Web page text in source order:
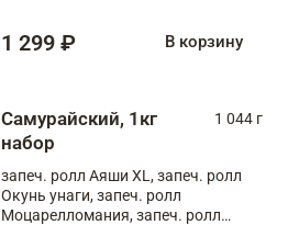
1 299 ₽ В корзину
Самурайский, 1кг
набор
1 044 г
запеч. ролл Аяши XL, запеч. ролл
Окунь унаги, запеч. ролл
Моцарелломания, запеч. ролл